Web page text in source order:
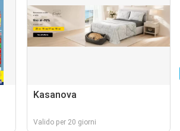
Kasanova
Valido per 20 giorni